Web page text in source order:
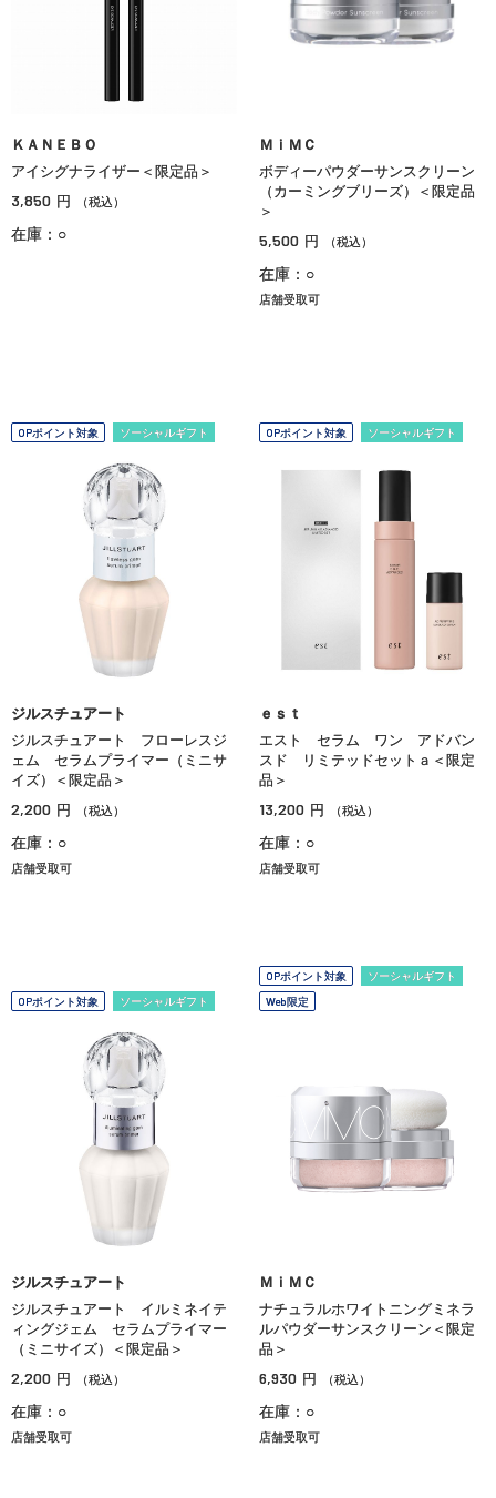
ＫＡＮＥＢＯ
アイシグナライザー＜限定品＞
3,850 円 （税込）
在庫：○
ＭｉＭＣ
ボディーパウダーサンスクリーン
（カーミングブリーズ）＜限定品
＞
5,500 円 （税込）
在庫：○
店舗受取可
OPポイント対象 ソーシャルギフト
ジルスチュアート
ジルスチュアート フローレスジ
ェム セラムプライマー（ミニサ
イズ）＜限定品＞
2,200 円 （税込）
在庫：○
店舗受取可
OPポイント対象 ソーシャルギフト
ｅｓｔ
エスト セラム ワン アドバン
スド リミテッドセットａ＜限定
品＞
13,200 円 （税込）
在庫：○
店舗受取可
OPポイント対象 ソーシャルギフト
ジルスチュアート
ジルスチュアート イルミネイテ
ィングジェム セラムプライマー
（ミニサイズ）＜限定品＞
2,200 円 （税込）
在庫：○
店舗受取可
OPポイント対象
ソーシャルギフト
Web限定
ＭｉＭＣ
ナチュラルホワイトニングミネラ
ルパウダーサンスクリーン＜限定
品＞
6,930 円 （税込）
在庫：○
店舗受取可